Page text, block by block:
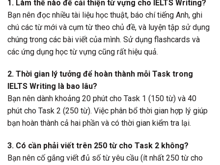
1. Làm thế nào để cải thiện từ vựng cho IELTS Writing?
Bạn nên đọc nhiều tài liệu học thuật, báo chí tiếng Anh, ghi
chú các từ mới và cụm từ theo chủ đề, và luyện tập sử dụng
chúng trong các bài viết của mình. Sử dụng flashcards và
các ứng dụng học từ vựng cũng rất hiệu quả.
2. Thời gian lý tưởng để hoàn thành mỗi Task trong
IELTS Writing là bao lâu?
Bạn nên dành khoảng 20 phút cho Task 1 (150 từ) và 40
phút cho Task 2 (250 từ). Việc phân bổ thời gian hợp lý giúp
bạn hoàn thành cả hai phần và có thời gian kiểm tra lại.
3. Có cần phải viết trên 250 từ cho Task 2 không?
Bạn nên cố gắng viết đủ số từ yêu cầu (ít nhất 250 từ cho